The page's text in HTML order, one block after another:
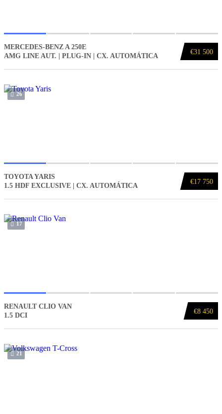
€31 500
MERCEDES-BENZ A 250E
AMG LINE AUT. | PLUG-IN | CX. AUTOMÁTICA
26
€17 750
TOYOTA YARIS
1.5 HDF EXCLUSIVE | CX. AUTOMÁTICA
17
€8 450
RENAULT CLIO VAN
1.5 DCI
21